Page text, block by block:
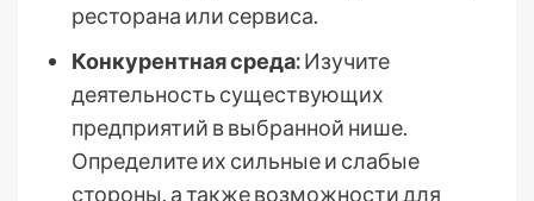
ресторана или сервиса.
Конкурентная среда:Изучите
деятельность существующих
предприятий в выбранной нише.
Определите их сильные и слабые
стороны, а также возможности для